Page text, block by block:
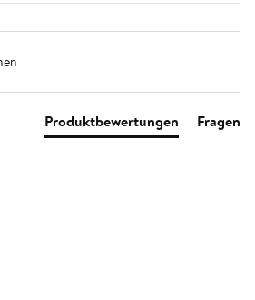
Produktbewertungen Fragen